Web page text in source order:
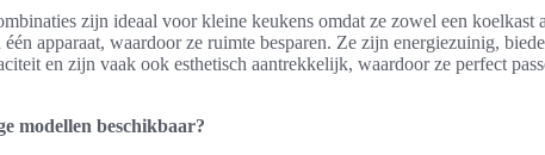
zijn ideaal voor kleine keukens omdat ze zowel een koelkast
apparaat, waardoor ze ruimte besparen. Ze zijn energiezuinig,
en zijn vaak ook esthetisch aantrekkelijk, waardoor ze perfect
modellen beschikbaar?